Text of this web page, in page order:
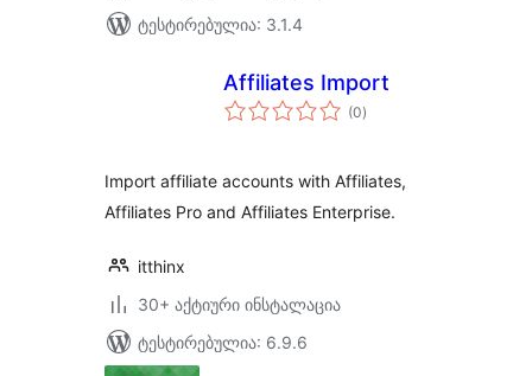
ტესტირებულია: 3.1.4
Affiliates Import
(0საერთო
რეიტინგი
)
Import affiliate accounts with Affiliates,
Affiliates Pro and Affiliates Enterprise.
itthinx
30+ აქტიური ინსტალაცია
ტესტირებულია: 6.9.6